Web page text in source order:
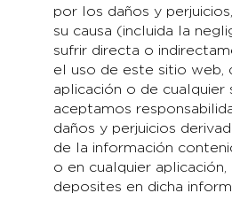
por los daños y
su causa (incluida la
sufrir directa o
el uso de este sitio web,
aplicación o de cualquier
aceptamos
daños y perjuicios
de la información
o en cualquier
deposites en dicha